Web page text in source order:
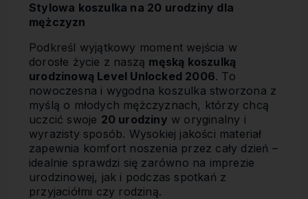
Stylowa koszulka na 20 urodziny dla
mężczyzn
Podkreśl wyjątkowy moment wejścia w
dorosłe życie z naszą męską koszulką
urodzinową Level Unlocked 2006. To
nowoczesna i wygodna koszulka stworzona z
myślą o młodych mężczyznach, którzy chcą
uczcić swoje 20 urodziny w oryginalny i
wyrazisty sposób. Wysokiej jakości materiał
zapewnia komfort noszenia przez cały dzień –
idealnie sprawdzi się zarówno na imprezie
urodzinowej, jak i podczas spotkań z
przyjaciółmi czy rodziną.